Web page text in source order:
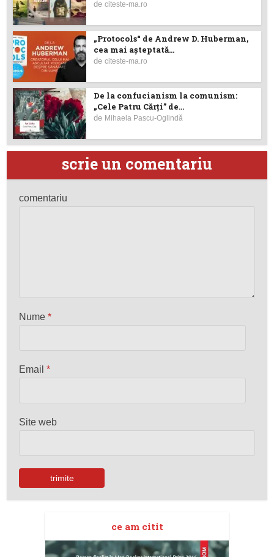
deciteste-ma.ro
„Protocols“ de Andrew D. Huberman,
cea mai așteptată...
deciteste-ma.ro
De la confucianism la comunism:
„Cele Patru Cărți” de...
de Mihaela Pascu-Oglindă
scrie un comentariu
comentariu
Nume*
Email*
Site web
ce am citit